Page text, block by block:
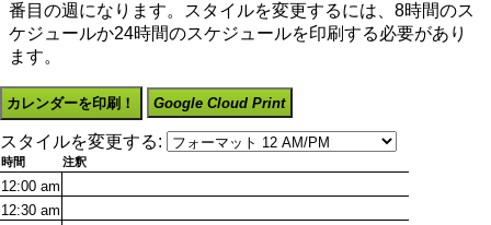
番目の週になります。スタイルを変更するには、8時間のス
ケジュールか24時間のスケジュールを印刷する必要があり
ます。
カレンダーを印刷！ Google Cloud Print
スタイルを変更する:
時間 注釈
12:00 am
12:30 am